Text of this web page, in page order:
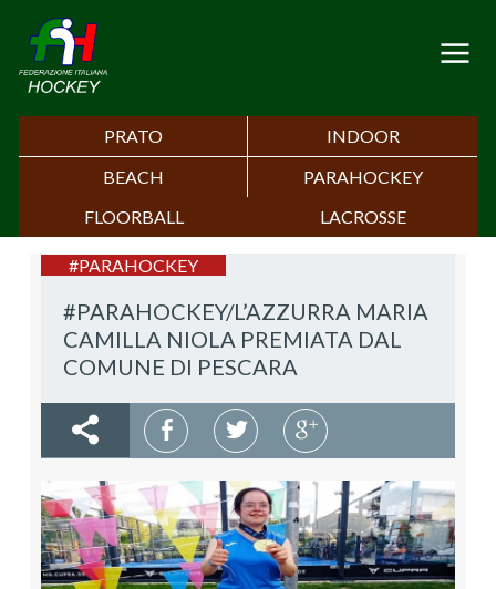
PRATO
INDOOR
BEACH
PARAHOCKEY
FLOORBALL
LACROSSE
#PARAHOCKEY/L’AZZURRA MARIA
CAMILLA NIOLA PREMIATA DAL
COMUNE DI PESCARA
#PARAHOCKEY